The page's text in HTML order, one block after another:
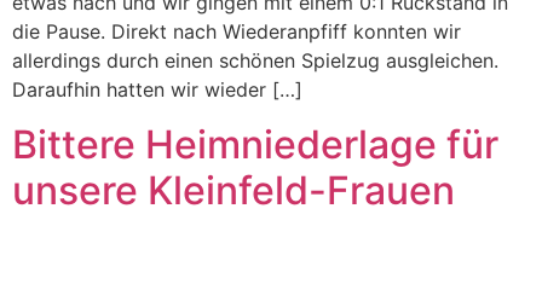
die Pause. Direkt nach Wiederanpfiff konnten wir
allerdings durch einen schönen Spielzug ausgleichen.
Daraufhin hatten wir wieder […]
Bittere Heimniederlage für
unsere Kleinfeld-Frauen